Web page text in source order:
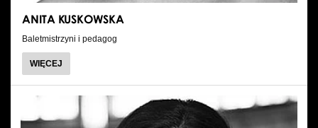
ANITA KUSKOWSKA
Baletmistrzyni i pedagog
WIĘCEJ
ANITA